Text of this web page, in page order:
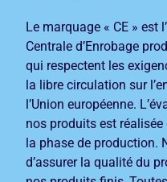
Le marquage « CE » est
Centrale d’Enrobage
qui respectent les
la libre circulation sur
l’Union européenne.
nos produits est
la phase de production.
d’assurer la qualité du